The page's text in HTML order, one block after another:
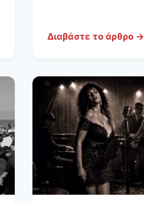
Διαβάστε το άρθρο →